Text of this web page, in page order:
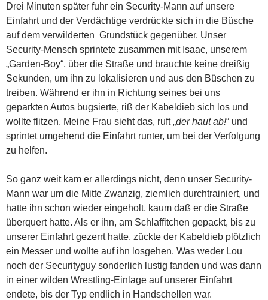
Drei Minuten später fuhr ein Security-Mann auf unsere
Einfahrt und der Verdächtige verdrückte sich in die Büsche
auf dem verwilderten Grundstück gegenüber. Unser
Security-Mensch sprintete zusammen mit Isaac, unserem
„Garden-Boy“, über die Straße und brauchte keine dreißig
Sekunden, um ihn zu lokalisieren und aus den Büschen zu
treiben. Während er ihn in Richtung seines bei uns
geparkten Autos bugsierte, riß der Kabeldieb sich los und
wollte flitzen. Meine Frau sieht das, ruft „der haut ab!“ und
sprintet umgehend die Einfahrt runter, um bei der Verfolgung
zu helfen.
So ganz weit kam er allerdings nicht, denn unser Security-
Mann war um die Mitte Zwanzig, ziemlich durchtrainiert, und
hatte ihn schon wieder eingeholt, kaum daß er die Straße
überquert hatte. Als er ihn, am Schlaffitchen gepackt, bis zu
unserer Einfahrt gezerrt hatte, zückte der Kabeldieb plötzlich
ein Messer und wollte auf ihn losgehen. Was weder Lou
noch der Securityguy sonderlich lustig fanden und was dann
in einer wilden Wrestling-Einlage auf unserer Einfahrt
endete, bis der Typ endlich in Handschellen war.